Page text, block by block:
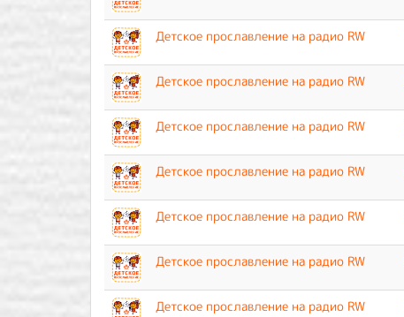
Детское прославление на радио RW
Детское прославление на радио RW
Детское прославление на радио RW
Детское прославление на радио RW
Детское прославление на радио RW
Детское прославление на радио RW
Детское прославление на радио RW